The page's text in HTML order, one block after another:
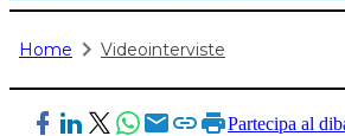
Home Videointerviste
Partecipa al